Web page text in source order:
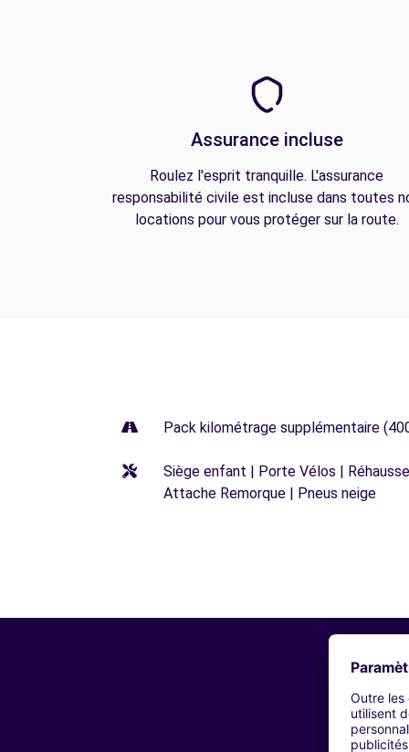
Assurance incluse
Roulez l'esprit tranquille. L'assurance
responsabilité civile est incluse dans toutes
locations pour vous protéger sur la route.
Pack kilométrage supplémentaire
Siège enfant | Porte Vélos |
Attache Remorque | Pneus neige